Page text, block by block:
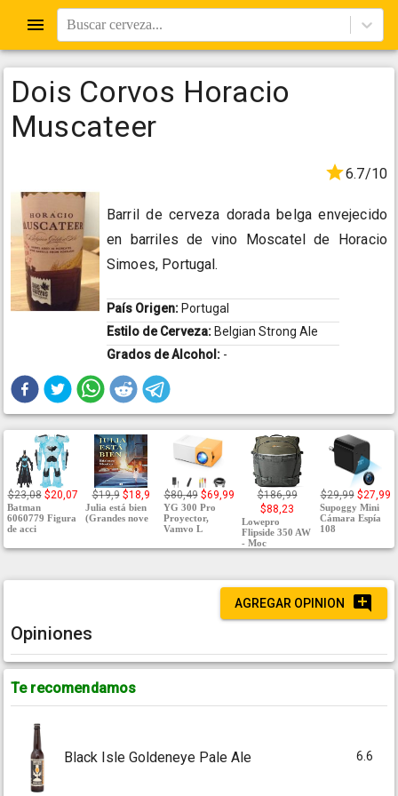
Buscar cerveza...
Dois Corvos Horacio
Muscateer
6.7/10
Barril de cerveza dorada belga envejecido
en barriles de vino Moscatel de Horacio
Simoes, Portugal.
País Origen: Portugal
Estilo de Cerveza: Belgian Strong Ale
Grados de Alcohol: -
$23,08 $20,07
Batman
6060779 Figura
de acci
$19,9 $18,9
Julia está bien
(Grandes nove
$80,49 $69,99
YG 300 Pro
Proyector,
Vamvo L
$186,99
$88,23
Lowepro
Flipside 350 AW
- Moc
$29,99 $27,99
Supoggy Mini
Cámara Espía
108
AGREGAR OPINION
Opiniones
Te recomendamos
Black Isle Goldeneye Pale Ale 6.6